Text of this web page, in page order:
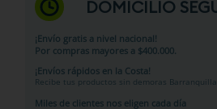
¡Envíos rápidos en la Costa!
Recibe tus productos sin demoras
Miles de clientes nos eligen cada día
Woopi: la opción ideal para cuidar y consentir